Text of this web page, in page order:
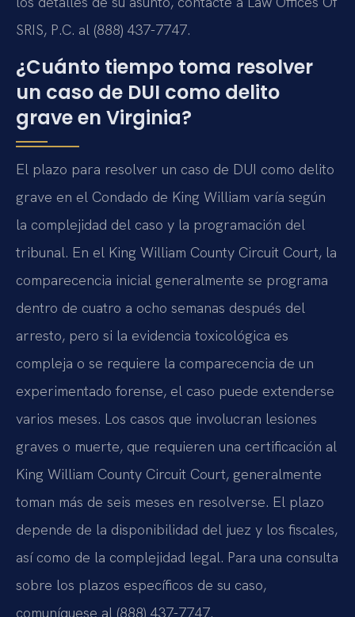
SRIS, P.C. al (888) 437-7747.
¿Cuánto tiempo toma resolver
un caso de DUI como delito
grave en Virginia?
El plazo para resolver un caso de DUI como delito
grave en el Condado de King William varía según
la complejidad del caso y la programación del
tribunal. En el King William County Circuit Court, la
comparecencia inicial generalmente se programa
dentro de cuatro a ocho semanas después del
arresto, pero si la evidencia toxicológica es
compleja o se requiere la comparecencia de un
experimentado forense, el caso puede extenderse
varios meses. Los casos que involucran lesiones
graves o muerte, que requieren una certificación al
King William County Circuit Court, generalmente
toman más de seis meses en resolverse. El plazo
depende de la disponibilidad del juez y los fiscales,
así como de la complejidad legal. Para una consulta
sobre los plazos específicos de su caso,
comuníquese al (888) 437-7747.